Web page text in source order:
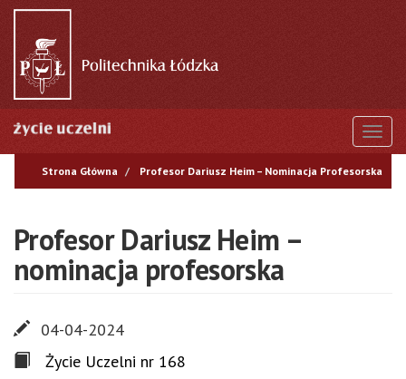
Przejdź
treści
Strona Główna Profesor Dariusz Heim – Nominacja Profesorska
Profesor Dariusz Heim –
nominacja profesorska
04-04-2024
Życie Uczelni nr 168